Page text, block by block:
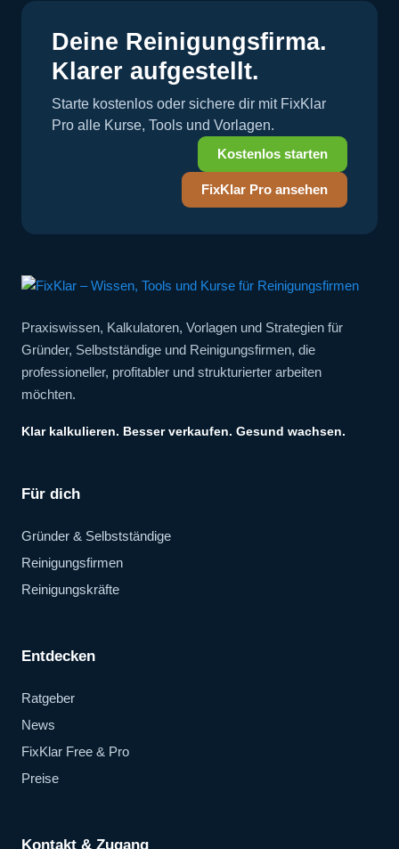
Deine Reinigungsfirma.
Klarer aufgestellt.
Starte kostenlos oder sichere dir mit FixKlar
Pro alle Kurse, Tools und Vorlagen.
Kostenlos starten
FixKlar Pro ansehen
Praxiswissen, Kalkulatoren, Vorlagen und Strategien für
Gründer, Selbstständige und Reinigungsfirmen, die
professioneller, profitabler und strukturierter arbeiten
möchten.
Klar kalkulieren. Besser verkaufen. Gesund wachsen.
Für dich
Gründer & Selbstständige
Reinigungsfirmen
Reinigungskräfte
Entdecken
Ratgeber
News
FixKlar Free & Pro
Preise
Kontakt & Zugang